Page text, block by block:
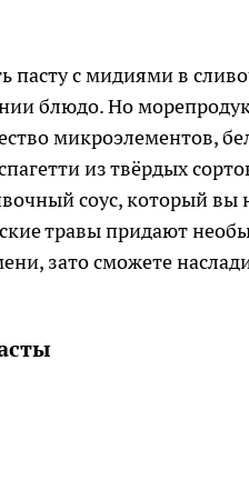
пасту с мидиями в
блюдо. Но
микроэлементов,
из твёрдых
соус, который вы
травы придают
зато сможете